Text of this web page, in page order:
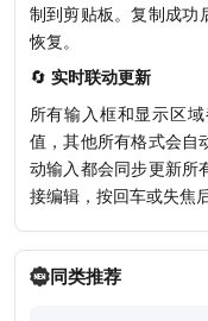
制到剪贴板。复制成功
恢复。
🔄 实时联动更新
所有输入框和显示区
值，其他所有格式会自
动输入都会同步更新所
接编辑，按回车或失焦
同类推荐